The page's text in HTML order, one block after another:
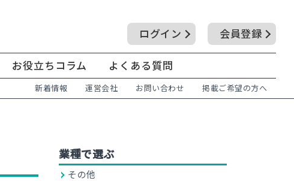
ログイン 会員登録
お役立ちコラム よくある質問
新着情報 運営会社 お問い合わせ 掲載ご希望の方へ
業種で選ぶ
その他